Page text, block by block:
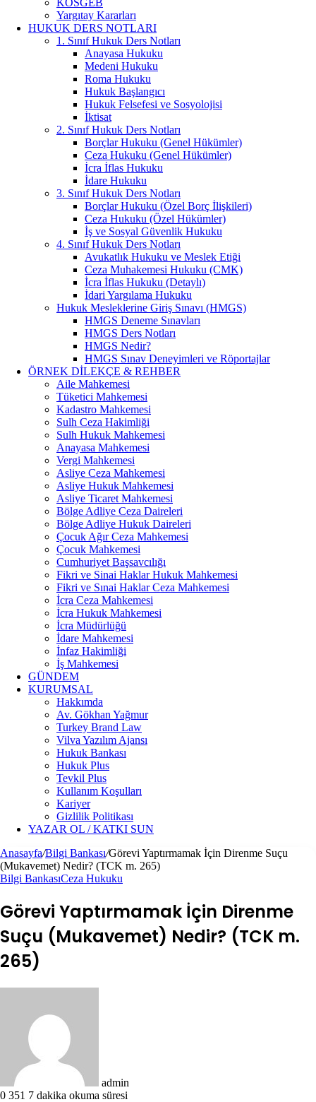
KOSGEB
Yargıtay Kararları
HUKUK DERS NOTLARI
1. Sınıf Hukuk Ders Notları
Anayasa Hukuku
Medeni Hukuku
Roma Hukuku
Hukuk Başlangıcı
Hukuk Felsefesi ve Sosyolojisi
İktisat
2. Sınıf Hukuk Ders Notları
Borçlar Hukuku (Genel Hükümler)
Ceza Hukuku (Genel Hükümler)
İcra İflas Hukuku
İdare Hukuku
3. Sınıf Hukuk Ders Notları
Borçlar Hukuku (Özel Borç İlişkileri)
Ceza Hukuku (Özel Hükümler)
İş ve Sosyal Güvenlik Hukuku
4. Sınıf Hukuk Ders Notları
Avukatlık Hukuku ve Meslek Etiği
Ceza Muhakemesi Hukuku (CMK)
İcra İflas Hukuku (Detaylı)
İdari Yargılama Hukuku
Hukuk Mesleklerine Giriş Sınavı (HMGS)
HMGS Deneme Sınavları
HMGS Ders Notları
HMGS Nedir?
HMGS Sınav Deneyimleri ve Röportajlar
ÖRNEK DILEKÇE & REHBER
Aile Mahkemesi
Tüketici Mahkemesi
Kadastro Mahkemesi
Sulh Ceza Hakimliği
Sulh Hukuk Mahkemesi
Anayasa Mahkemesi
Vergi Mahkemesi
Asliye Ceza Mahkemesi
Asliye Hukuk Mahkemesi
Asliye Ticaret Mahkemesi
Bölge Adliye Ceza Daireleri
Bölge Adliye Hukuk Daireleri
Çocuk Ağır Ceza Mahkemesi
Çocuk Mahkemesi
Cumhuriyet Başsavcılığı
Fikri ve Sinai Haklar Hukuk Mahkemesi
Fikri ve Sınai Haklar Ceza Mahkemesi
İcra Ceza Mahkemesi
İcra Hukuk Mahkemesi
İcra Müdürlüğü
İdare Mahkemesi
İnfaz Hakimliği
İş Mahkemesi
GÜNDEM
KURUMSAL
Hakkımda
Av. Gökhan Yağmur
Turkey Brand Law
Vilva Yazılım Ajansı
Hukuk Bankası
Hukuk Plus
Tevkil Plus
Kullanım Koşulları
Kariyer
Gizlilik Politikası
YAZAR OL / KATKI SUN
Anasayfa/Bilgi Bankası/Görevi Yaptırmamak İçin Direnme Suçu
(Mukavemet) Nedir? (TCK m. 265)
Bilgi BankasıCeza Hukuku
Görevi Yaptırmamak İçin Direnme
Suçu (Mukavemet) Nedir? (TCK m.
265)
admin
0 351 7 dakika okuma süresi